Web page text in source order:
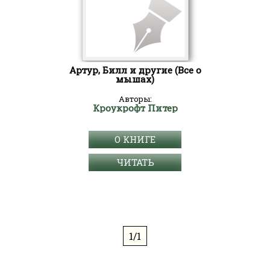
Артур, Билл и другие (Все о
мышах)
Авторы:
Кроукрофт Питер
О КНИГЕ
ЧИТАТЬ
1/1